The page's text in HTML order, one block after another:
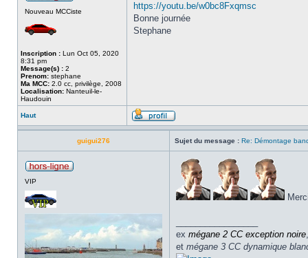
Nouveau MCCiste
Inscription : Lun Oct 05, 2020
8:31 pm
Message(s) : 2
Prenom: stephane
Ma MCC: 2.0 cc, privilège, 2008
Localisation: Nanteuil-le-
Haudouin
https://youtu.be/w0bc8Fxqmsc
Bonne journée
Stephane
Haut
guigui276 Sujet du message : Re: Démontage
VIP
ex mégane 2 CC exception noire
et mégane 3 CC dynamique